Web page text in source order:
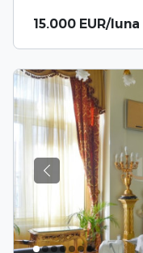
15.000 EUR/luna
Previous